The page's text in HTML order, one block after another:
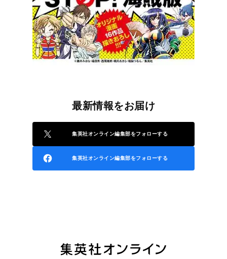
最新情報をお届け
集英社オンライン編集部をフォローする
集英社オンライン編集部をフォローする